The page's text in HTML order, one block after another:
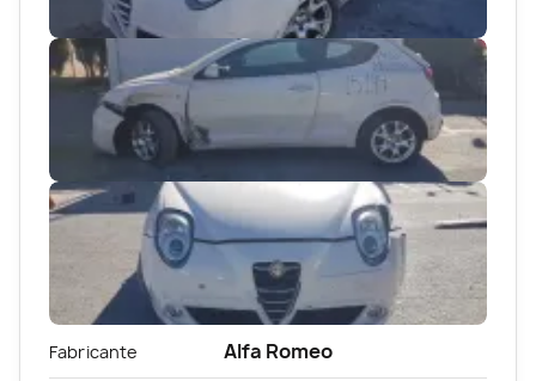
Fabricante Alfa Romeo